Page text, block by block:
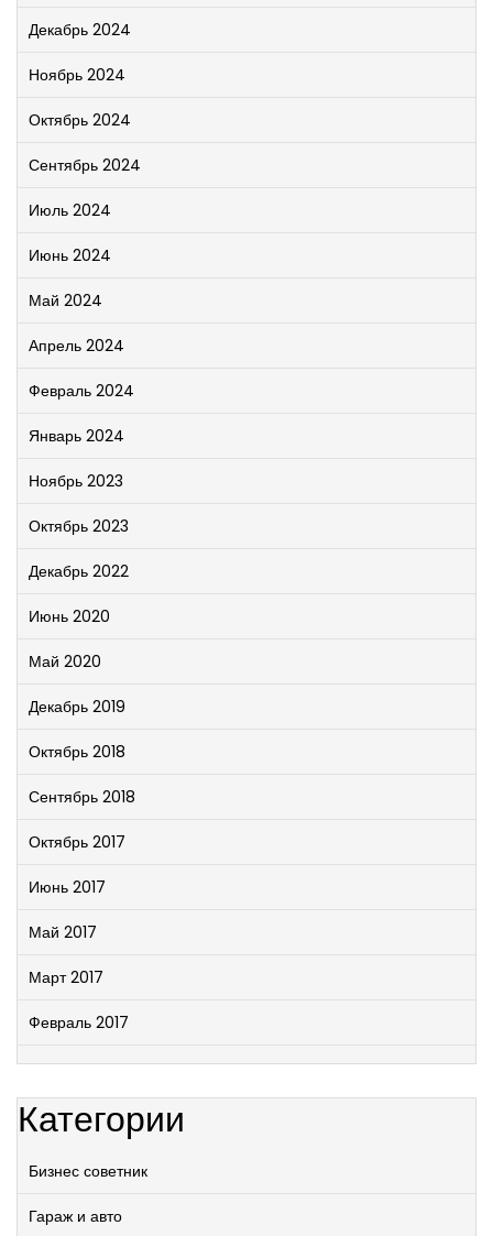
Декабрь 2024
Ноябрь 2024
Октябрь 2024
Сентябрь 2024
Июль 2024
Июнь 2024
Май 2024
Апрель 2024
Февраль 2024
Январь 2024
Ноябрь 2023
Октябрь 2023
Декабрь 2022
Июнь 2020
Май 2020
Декабрь 2019
Октябрь 2018
Сентябрь 2018
Октябрь 2017
Июнь 2017
Май 2017
Март 2017
Февраль 2017
Категории
Бизнес советник
Гараж и авто